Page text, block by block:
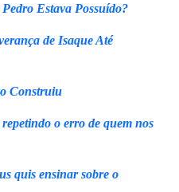
Estava Possuído?
de Isaque Até
Construiu
o erro de quem nos
quis ensinar sobre o